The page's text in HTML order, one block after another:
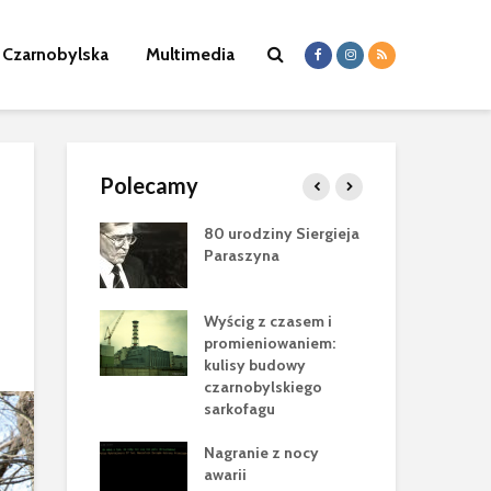
Multimedia
Polecamy
tropów
w
Nowej
80 urodziny Siergieja
Paraszyna
Wyścig z czasem i
promieniowaniem:
kulisy budowy
czarnobylskiego
sarkofagu
Nagranie z nocy
awarii